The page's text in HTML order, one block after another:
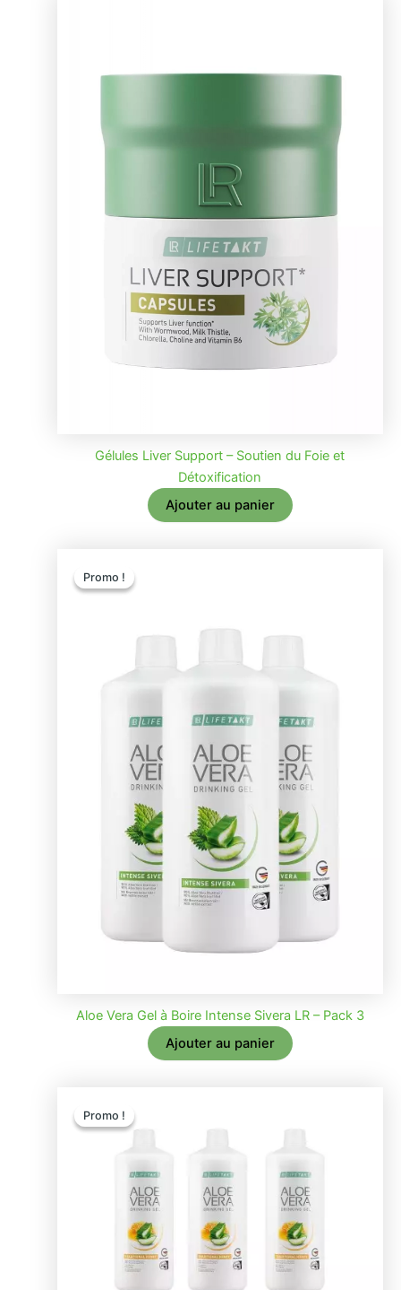
Gélules Liver Support – Soutien du Foie et
Détoxification
Ajouter au panier
Promo !
Promo !
Aloe Vera Gel à Boire Intense Sivera LR – Pack 3
Ajouter au panier
Promo !
Promo !